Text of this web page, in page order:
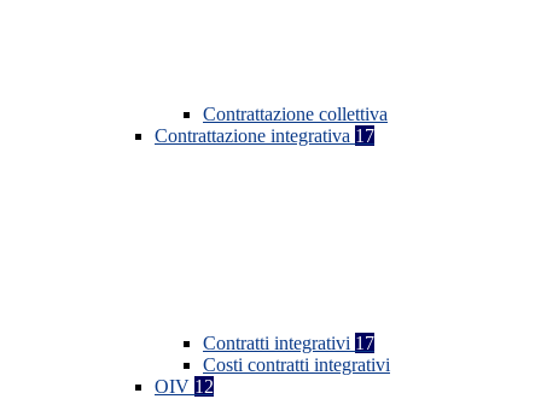
Contrattazione collettiva
Contrattazione integrativa 17
Contratti integrativi 17
Costi contratti integrativi
OIV 12